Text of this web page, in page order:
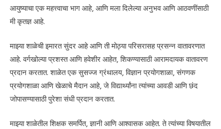
आयुष्याचा एक महत्त्वाचा भाग आहे, आणि मला दिलेल्या अनुभव आणि आठवणींसाठी
मी कृतज्ञ आहे.
माझ्या शाळेची इमारत सुंदर आहे आणि ती मोठ्या परिसरासह प्रसन्न वातावरणात
आहे. वर्गखोल्या प्रशस्त आणि हवेशीर आहेत, शिकण्यासाठी आरामदायक वातावरण
प्रदान करतात. शाळेत एक सुसज्ज ग्रंथालय, विज्ञान प्रयोगशाळा, संगणक
प्रयोगशाळा आणि खेळाचे मैदान आहे, जे विद्यार्थ्यांना त्यांच्या आवडी आणि छंद
जोपासण्यासाठी पुरेशा संधी प्रदान करतात.
माझ्या शाळेतील शिक्षक समर्पित, ज्ञानी आणि आश्वासक आहेत. ते त्यांच्या विषयातील